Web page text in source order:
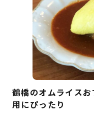
フィットネス
暮らし
教育・子育
ビジネス
鶴橋のオムライス
用にぴったり